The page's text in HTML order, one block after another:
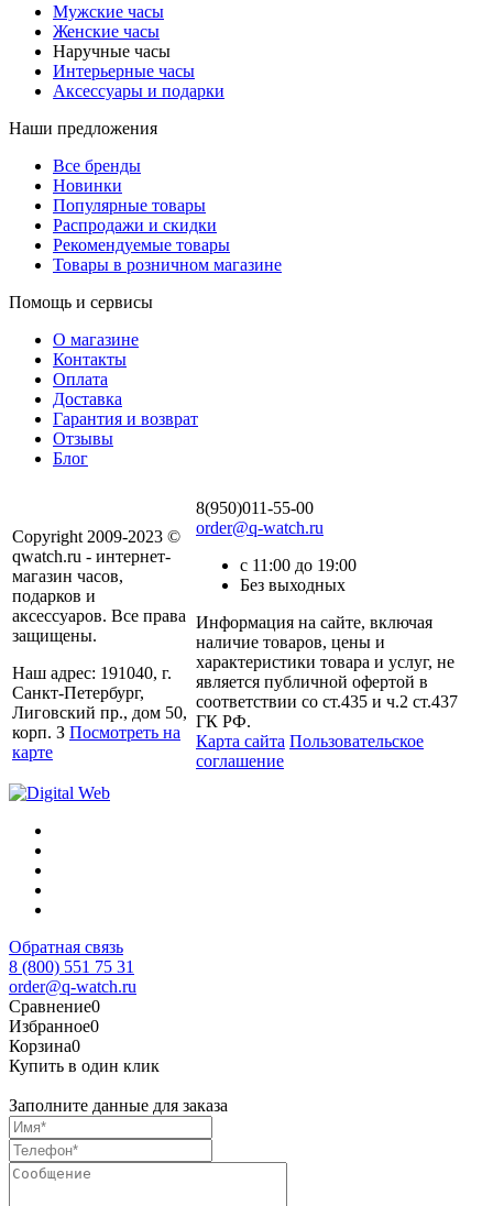
Мужские часы
Женские часы
Наручные часы
Интерьерные часы
Аксессуары и подарки
Наши предложения
Все бренды
Новинки
Популярные товары
Распродажи и скидки
Рекомендуемые товары
Товары в розничном магазине
Помощь и сервисы
О магазине
Контакты
Оплата
Доставка
Гарантия и возврат
Отзывы
Блог
Copyright 2009-2023 ©
qwatch.ru - интернет-
магазин часов,
подарков и
аксессуаров. Все права
защищены.
Наш адрес: 191040, г.
Санкт-Петербург,
Лиговский пр., дом 50,
корп. З Посмотреть на
карте
8(950)011-55-00
order@q-watch.ru
с 11:00 до 19:00
Без выходных
Информация на сайте, включая
наличие товаров, цены и
характеристики товара и услуг, не
является публичной офертой в
соответствии со ст.435 и ч.2 ст.437
ГК РФ.
Карта сайта Пользовательское
соглашение
Обратная связь
8 (800) 551 75 31
order@q-watch.ru
Сравнение0
Избранное0
Корзина0
Купить в один клик
Заполните данные для заказа